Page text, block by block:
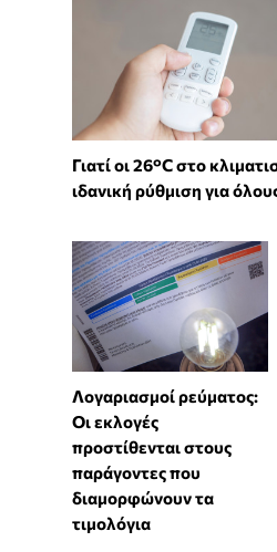
Γιατί οι 26°C στο
ιδανική ρύθμιση για
Λογαριασμοί ρεύματος:
Οι εκλογές
προστίθενται στους
παράγοντες που
διαμορφώνουν τα
τιμολόγια